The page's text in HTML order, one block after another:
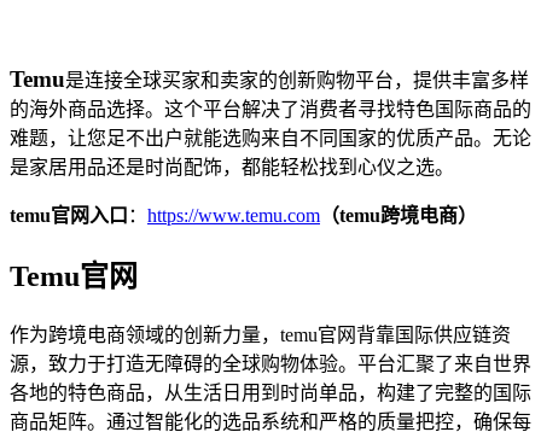
Temu是连接全球买家和卖家的创新购物平台，提供丰富多样
的海外商品选择。这个平台解决了消费者寻找特色国际商品的
难题，让您足不出户就能选购来自不同国家的优质产品。无论
是家居用品还是时尚配饰，都能轻松找到心仪之选。
temu官网入口 ： https://www.temu.com （temu跨境电商）
Temu官网
作为跨境电商领域的创新力量，temu官网背靠国际供应链资
源，致力于打造无障碍的全球购物体验。平台汇聚了来自世界
各地的特色商品，从生活日用到时尚单品，构建了完整的国际
商品矩阵。通过智能化的选品系统和严格的质量把控，确保每